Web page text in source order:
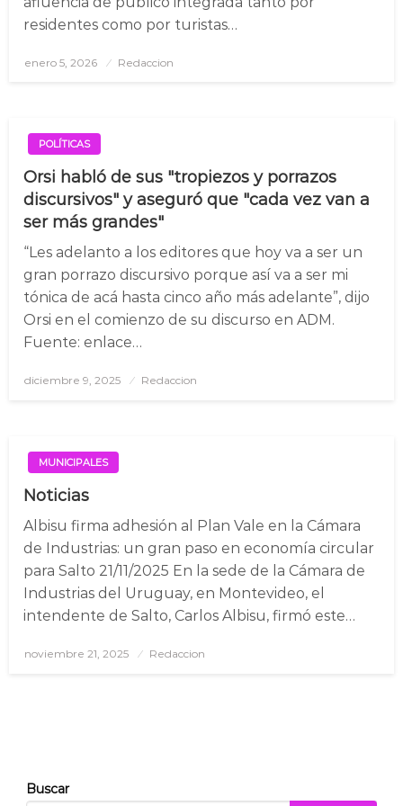
residentes como por turistas…
Posted
enero 5, 2026 Redaccion
POLÍTICAS
Orsi habló de sus "tropiezos y porrazos
discursivos" y aseguró que "cada vez van a
ser más grandes"
“Les adelanto a los editores que hoy va a ser un
gran porrazo discursivo porque así va a ser mi
tónica de acá hasta cinco año más adelante”, dijo
Orsi en el comienzo de su discurso en ADM.
Fuente: enlace…
Posted
diciembre 9, 2025 Redaccion
MUNICIPALES
Noticias
Albisu firma adhesión al Plan Vale en la Cámara
de Industrias: un gran paso en economía circular
para Salto 21/11/2025 En la sede de la Cámara de
Industrias del Uruguay, en Montevideo, el
intendente de Salto, Carlos Albisu, firmó este…
Posted
noviembre 21, 2025 Redaccion
Buscar